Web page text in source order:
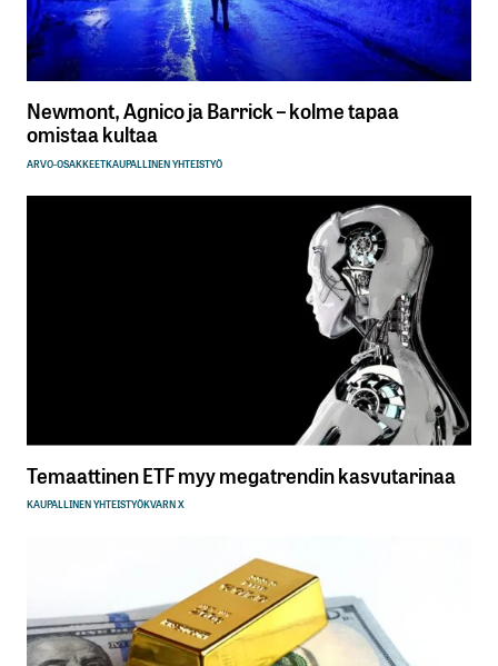
Newmont, Agnico ja Barrick – kolme tapaa
omistaa kultaa
ARVO-OSAKKEETKAUPALLINEN YHTEISTYÖ
Temaattinen ETF myy megatrendin kasvutarinaa
KAUPALLINEN YHTEISTYÖKVARN X